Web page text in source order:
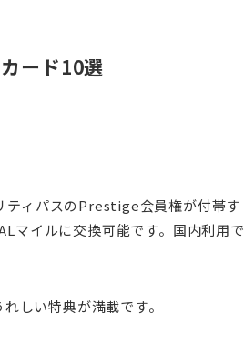
ード10選
ティパスのPrestige会員権が付帯す
マイルに交換可能です。国内利用で
しい特典が満載です。